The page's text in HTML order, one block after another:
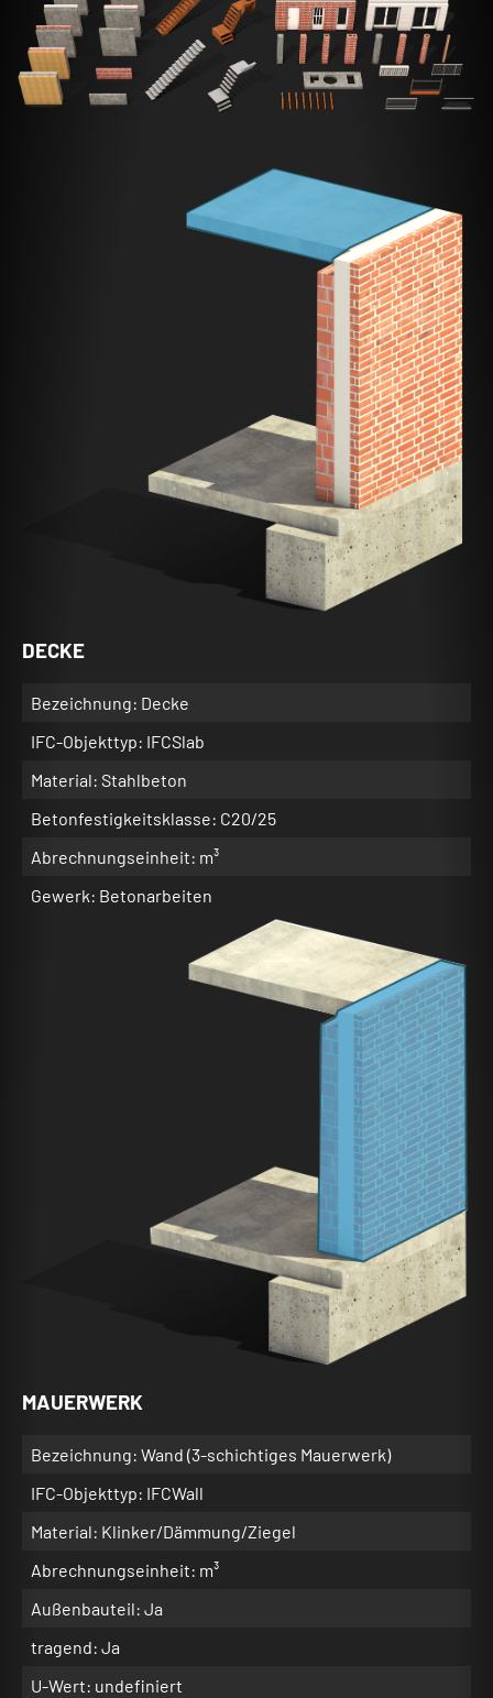
DECKE
Bezeichnung: Decke
IFC-Objekttyp: IFCSlab
Material: Stahlbeton
Betonfestigkeitsklasse: C20/25
Abrechnungseinheit: m³
Gewerk: Betonarbeiten
MAUERWERK
Bezeichnung: Wand (3-schichtiges Mauerwerk)
IFC-Objekttyp: IFCWall
Material: Klinker/Dämmung/Ziegel
Abrechnungseinheit: m³
Außenbauteil: Ja
tragend: Ja
U-Wert: undefiniert